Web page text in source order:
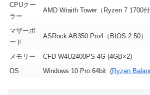
CPUクー
ラー
AMD Wraith Tower（Ryzen 7 1700付
マザーボ
ード
ASRock AB350 Pro4（BIOS 2.50）
メモリー
CFD W4U2400PS-4G (4GB×2)
OS
Windows 10 Pro 64bit (Ryzen